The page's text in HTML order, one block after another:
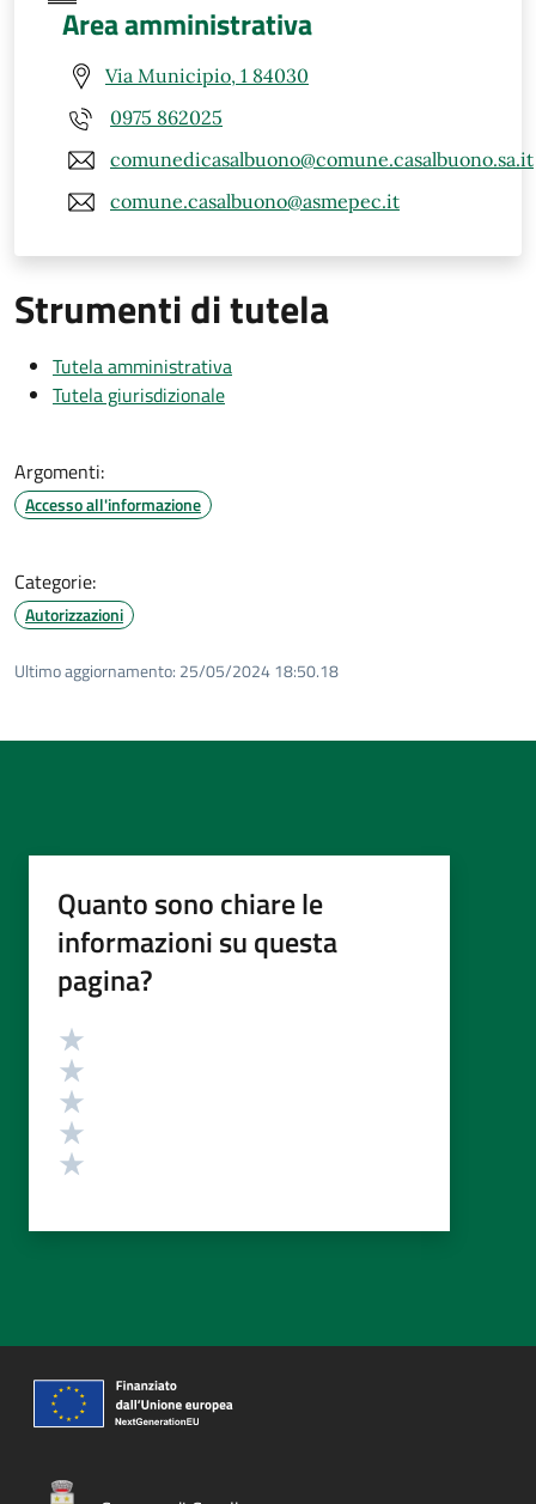
Area amministrativa
Via Municipio, 1 84030
0975 862025
comunedicasalbuono@comune.casalbuono.sa.it
comune.casalbuono@asmepec.it
Strumenti di tutela
Tutela amministrativa
Tutela giurisdizionale
Argomenti:
Accesso all'informazione
Categorie:
Autorizzazioni
Ultimo aggiornamento: 25/05/2024 18:50.18
Quanto sono chiare le
informazioni su questa
pagina?
Valutazione